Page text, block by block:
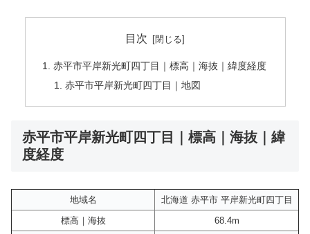
目次
赤平市平岸新光町四丁目｜標高｜海抜｜緯度経度
赤平市平岸新光町四丁目｜地図
赤平市平岸新光町四丁目｜標高｜海抜｜緯
度経度
地域名
北海道 赤平市 平岸新光町四丁目
標高｜海抜
68.4m